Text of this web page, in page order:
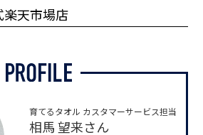
楽天市場店
育てるタオル カスタマーサービス担当
相馬 望来さん